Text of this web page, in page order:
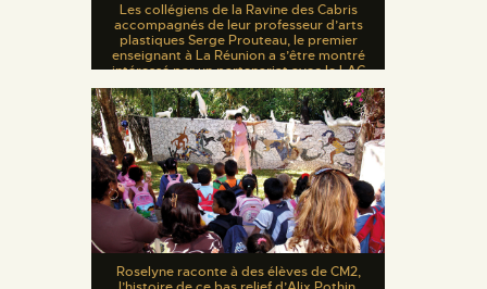
Les collégiens de la Ravine des Cabris
accompagnés de leur professeur d’arts
plastiques Serge Prouteau, le premier
enseignant à La Réunion a s’être montré
intéressé par un partenariat avec le LAC
dès 1985.
Roselyne raconte à des élèves de CM2,